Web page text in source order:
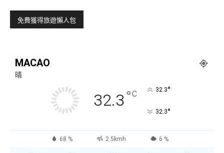
MACAO
晴
32.3 °C 32.3°
32.3°
68 % 2.5kmh 6 %